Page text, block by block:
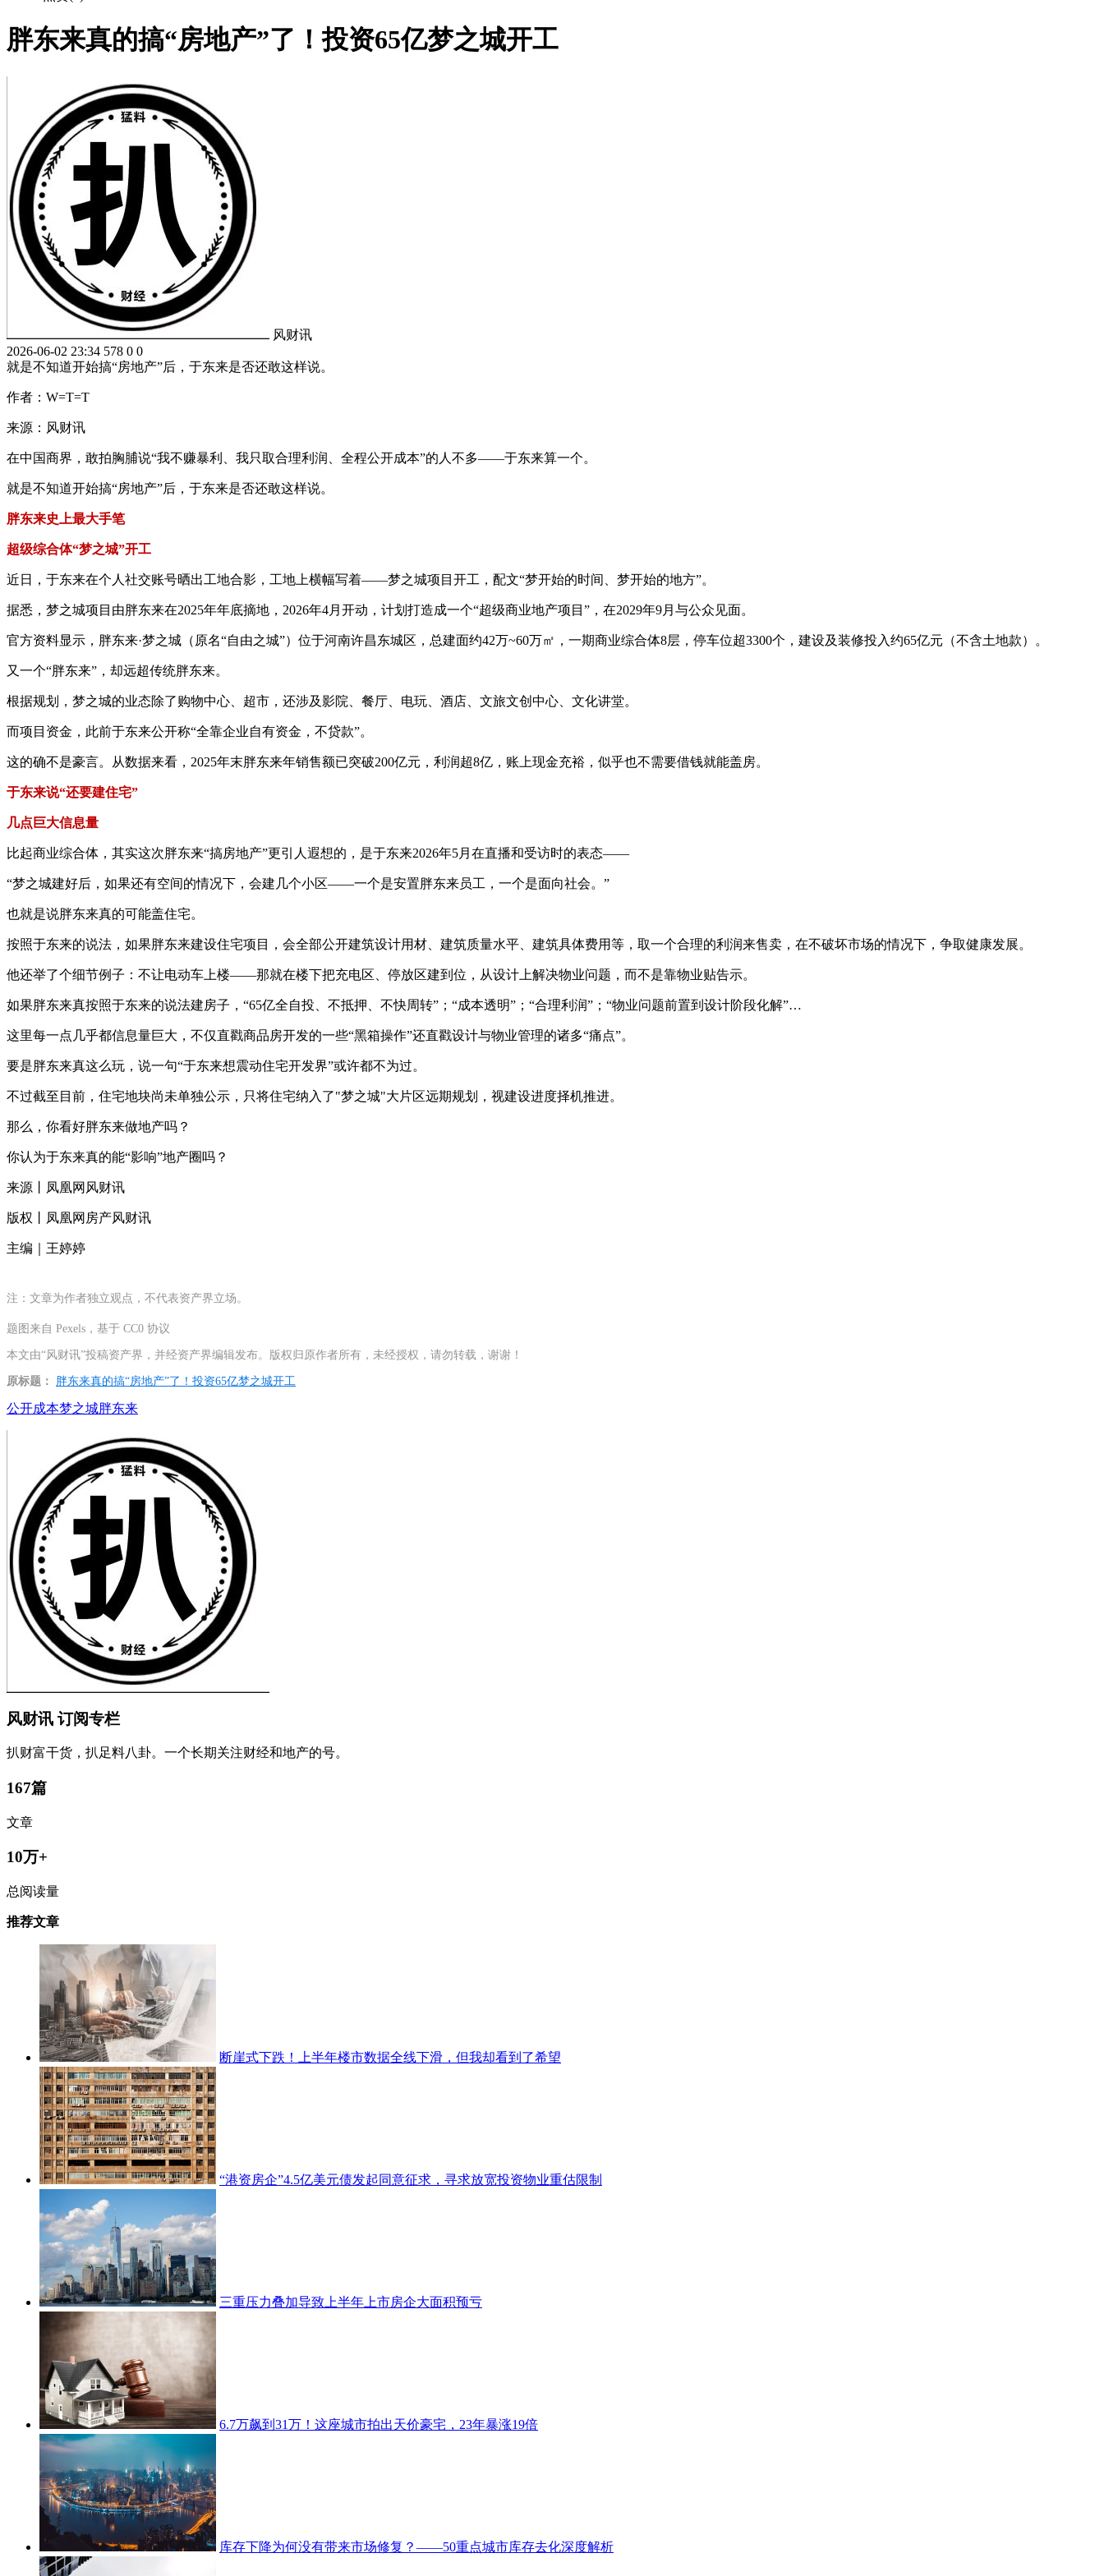
胖东来真的搞“房地产”了！投资65亿梦之城开工
风财讯
2026-06-02 23:34 578 0 0
就是不知道开始搞“房地产”后，于东来是否还敢这样说。
作者：W=T=T
来源：风财讯
在中国商界，敢拍胸脯说“我不赚暴利、我只取合理利润、全程公开成本”的人不多——于东来算一个。
就是不知道开始搞“房地产”后，于东来是否还敢这样说。
胖东来史上最大手笔
超级综合体“梦之城”开工
近日，于东来在个人社交账号晒出工地合影，工地上横幅写着——梦之城项目开工，配文“梦开始的时间、梦开始的地方”。
据悉，梦之城项目由胖东来在2025年年底摘地，2026年4月开动，计划打造成一个“超级商业地产项目”，在2029年9月与公众见面。
官方资料显示，胖东来·梦之城（原名“自由之城”）位于河南许昌东城区，总建面约42万~60万㎡，一期商业综合体8层，停车位超3300个，建设及装修投入约65亿元（不含土地款）。
又一个“胖东来”，却远超传统胖东来。
根据规划，梦之城的业态除了购物中心、超市，还涉及影院、餐厅、电玩、酒店、文旅文创中心、文化讲堂。
而项目资金，此前于东来公开称“全靠企业自有资金，不贷款”。
这的确不是豪言。从数据来看，2025年末胖东来年销售额已突破200亿元，利润超8亿，账上现金充裕，似乎也不需要借钱就能盖房。
于东来说“还要建住宅”
几点巨大信息量
比起商业综合体，其实这次胖东来“搞房地产”更引人遐想的，是于东来2026年5月在直播和受访时的表态——
“梦之城建好后，如果还有空间的情况下，会建几个小区——一个是安置胖东来员工，一个是面向社会。”
也就是说胖东来真的可能盖住宅。
按照于东来的说法，如果胖东来建设住宅项目，会全部公开建筑设计用材、建筑质量水平、建筑具体费用等，取一个合理的利润来售卖，在不破坏市场的情况下，争取健康发展。
他还举了个细节例子：不让电动车上楼——那就在楼下把充电区、停放区建到位，从设计上解决物业问题，而不是靠物业贴告示。
如果胖东来真按照于东来的说法建房子，“65亿全自投、不抵押、不快周转”；“成本透明”；“合理利润”；“物业问题前置到设计阶段化解”…
这里每一点几乎都信息量巨大，不仅直戳商品房开发的一些“黑箱操作”还直戳设计与物业管理的诸多“痛点”。
要是胖东来真这么玩，说一句“于东来想震动住宅开发界”或许都不为过。
不过截至目前，住宅地块尚未单独公示，只将住宅纳入了"梦之城"大片区远期规划，视建设进度择机推进。
那么，你看好胖东来做地产吗？
你认为于东来真的能“影响”地产圈吗？
来源丨凤凰网风财讯
版权丨凤凰网房产风财讯
主编｜王婷婷
注：文章为作者独立观点，不代表资产界立场。
题图来自 Pexels，基于 CC0 协议
本文由“风财讯”投稿资产界，并经资产界编辑发布。版权归原作者所有，未经授权，请勿转载，谢谢！
原标题： 胖东来真的搞“房地产”了！投资65亿梦之城开工
公开成本梦之城胖东来
风财讯 订阅专栏
扒财富干货，扒足料八卦。一个长期关注财经和地产的号。
167篇
文章
10万+
总阅读量
推荐文章
断崖式下跌！上半年楼市数据全线下滑，但我却看到了希望
“港资房企”4.5亿美元债发起同意征求，寻求放宽投资物业重估限制
三重压力叠加导致上半年上市房企大面积预亏
6.7万飙到31万！这座城市拍出天价豪宅，23年暴涨19倍
库存下降为何没有带来市场修复？——50重点城市库存去化深度解析